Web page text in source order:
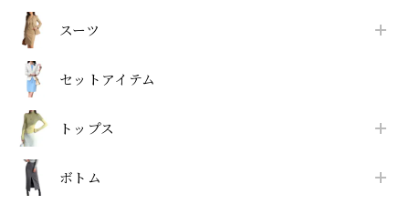
スーツ
セットアイテム
トップス
ボトム